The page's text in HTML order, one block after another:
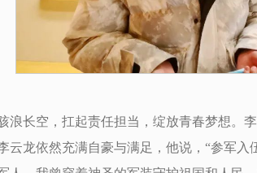
浪长空，扛起责任担当，绽放青春梦想。
云龙依然充满自豪与满足，他说，“参军